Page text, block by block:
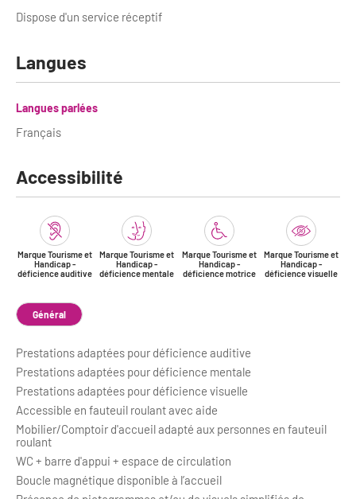
Dispose d'un service réceptif
Langues
Langues parlées
Français
Accessibilité
Marque Tourisme et
Handicap -
déficience auditive
Marque Tourisme et
Handicap -
déficience mentale
Marque Tourisme et
Handicap -
déficience motrice
Marque Tourisme et
Handicap -
déficience visuelle
Général
Prestations adaptées pour déficience auditive
Prestations adaptées pour déficience mentale
Prestations adaptées pour déficience visuelle
Accessible en fauteuil roulant avec aide
Mobilier/Comptoir d'accueil adapté aux personnes en fauteuil
roulant
WC + barre d'appui + espace de circulation
Boucle magnétique disponible à l’accueil